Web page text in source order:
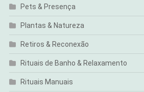
Pets & Presença
Plantas & Natureza
Retiros & Reconexão
Rituais de Banho & Relaxamento
Rituais Manuais